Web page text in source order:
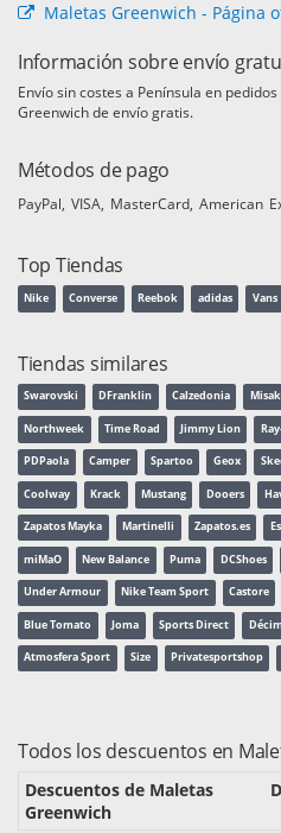
Maletas Greenwich - Página
Información sobre envío
Envío sin costes a Península en
Greenwich de envío gratis.
Métodos de pago
PayPal VISA MasterCard American
Top Tiendas
Nike Converse Reebok adidas Vans
Tiendas similares
Swarovski DFranklin Calzedonia
Northweek Time Road Jimmy Lion
PDPaola Camper Spartoo Geox
Coolway Krack Mustang Dooers
Zapatos Mayka Martinelli Zapatos.es
miMaO New Balance Puma DCShoes
Under Armour Nike Team Sport Castore
Blue Tomato Joma Sports Direct
Atmosfera Sport Size Privatesportshop
Todos los descuentos en
Descuentos de Maletas
Greenwich